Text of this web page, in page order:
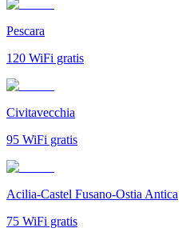
Pescara
120 WiFi gratis
Civitavecchia
95 WiFi gratis
Acilia-Castel Fusano-Ostia Antica
75 WiFi gratis